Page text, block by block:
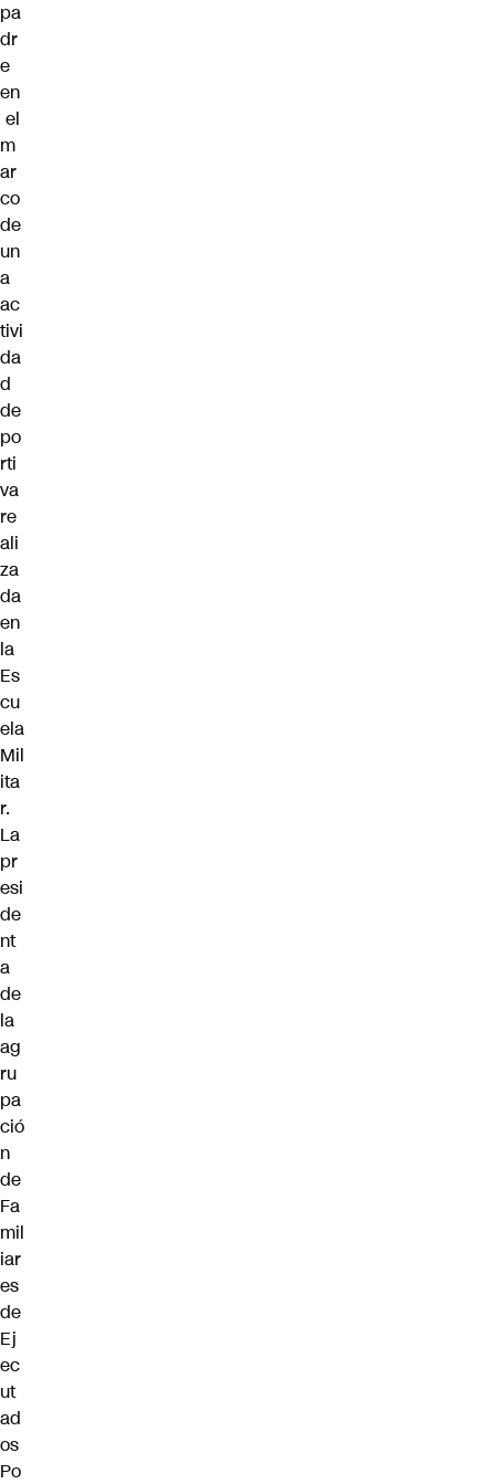
pa
dr
e
en
el
m
ar
co
de
un
a
ac
tivi
da
d
de
po
rti
va
re
ali
za
da
en
la
Es
cu
ela
Mil
ita
r.
La
pr
esi
de
nt
a
de
la
ag
ru
pa
ció
n
de
Fa
mil
iar
es
de
Ej
ec
ut
ad
os
Po